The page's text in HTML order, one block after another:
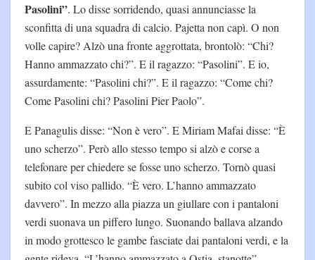
Pasolini”. Lo disse sorridendo, quasi annunciasse la
sconfitta di una squadra di calcio. Pajetta non capì. O non
volle capire? Alzò una fronte aggrottata, brontolò: “Chi?
Hanno ammazzato chi?”. E il ragazzo: “Pasolini”. E io,
assurdamente: “Pasolini chi?”. E il ragazzo: “Come chi?
Come Pasolini chi? Pasolini Pier Paolo”.
E Panagulis disse: “Non è vero”. E Miriam Mafai disse: “È
uno scherzo”. Però allo stesso tempo si alzò e corse a
telefonare per chiedere se fosse uno scherzo. Tornò quasi
subito col viso pallido. “È vero. L’hanno ammazzato
davvero”. In mezzo alla piazza un giullare con i pantaloni
verdi suonava un piffero lungo. Suonando ballava alzando
in modo grottesco le gambe fasciate dai pantaloni verdi, e la